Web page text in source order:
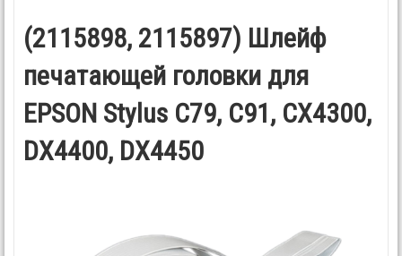
(2115898, 2115897) Шлейф
печатающей головки для
EPSON Stylus C79, C91, CX4300,
DX4400, DX4450